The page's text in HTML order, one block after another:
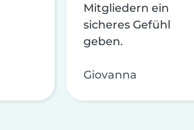
Mitgliedern ein
sicheres Gefühl
geben.
Giovanna